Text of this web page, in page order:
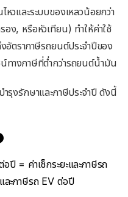
วและระบบของเหลวน้อยกว่า
ง, หรือหัวเทียน) ทำให้ค่าใช้
อัตราภาษีรถยนต์ประจำปีของ
ทางภาษีที่ต่ำกว่ารถยนต์น้ำมัน
ำรุงรักษาและภาษีประจำปี ดังนี้
ปี = ค่าเช็กระยะและภาษีรถ
ละภาษีรถ EV ต่อปี